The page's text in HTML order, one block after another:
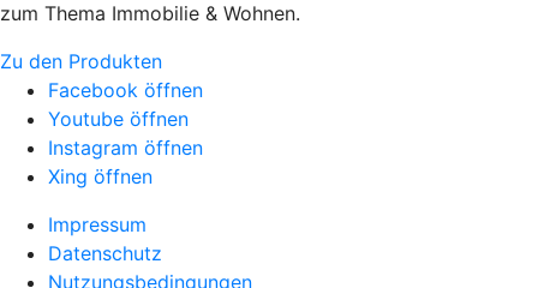
zum Thema Immobilie & Wohnen.
Zu den Produkten
Facebook öffnen
Youtube öffnen
Instagram öffnen
Xing öffnen
Impressum
Datenschutz
Nutzungsbedingungen